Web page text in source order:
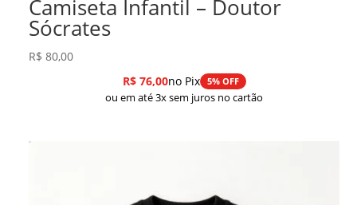
Camiseta Infantil – Doutor
Sócrates
R$ 80,00
R$76,00no Pix 5% OFF
ou em até 3x sem juros no cartão